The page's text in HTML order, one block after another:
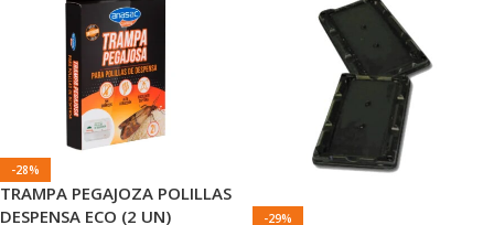
-28%
TRAMPA PEGAJOZA POLILLAS
DESPENSA ECO (2 UN)
-29%